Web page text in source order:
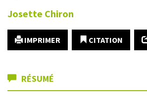
Josette Chiron
IMPRIMER CITATION
RÉSUMÉ